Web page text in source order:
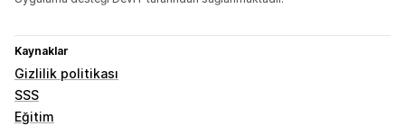
Kaynaklar
Gizlilik politikası
SSS
Eğitim